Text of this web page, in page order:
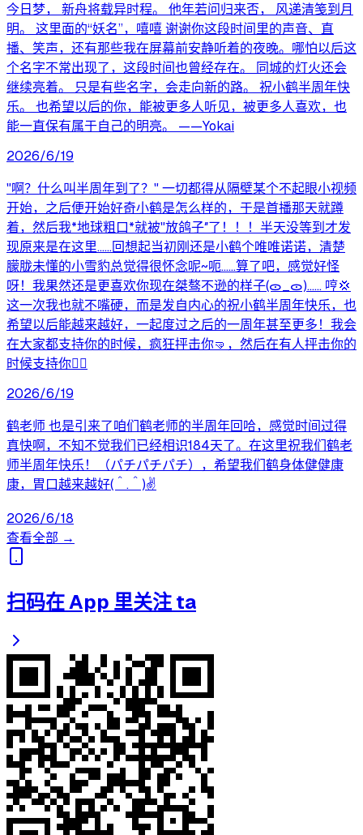
今日梦， 新舟将载异时程。 他年若问归来否， 风递清笺到月
明。 这里面的“妖名”，嘻嘻 谢谢你这段时间里的声音、直
播、笑声，还有那些我在屏幕前安静听着的夜晚。哪怕以后这
个名字不常出现了，这段时间也曾经存在。 同城的灯火还会
继续亮着。 只是有些名字，会走向新的路。 祝小鹤半周年快
乐。 也希望以后的你，能被更多人听见，被更多人喜欢，也
能一直保有属于自己的明亮。 ——Yokai
2026/6/19
"啊？什么叫半周年到了？" 一切都得从隔壁某个不起眼小视频
开始，之后便开始好奇小鹤是怎么样的，于是首播那天就蹲
着，然后我*地球粗口*就被"放鸽子″了！！！半天没等到才发
现原来是在这里……回想起当初刚还是小鹤个唯唯诺诺，清楚
朦胧未懂的小雪豹总觉得很怀念呢~呃……算了吧，感觉好怪
呀！我果然还是更喜欢你现在桀骜不逊的样子(ᯣ_ᯣ)…… 哼💢
这一次我也就不嘴硬，而是发自内心的祝小鹤半周年快乐，也
希望以后能越来越好，一起度过之后的一周年甚至更多！我会
在大家都支持你的时候，疯狂抨击你🤜，然后在有人抨击你的
时候支持你👍🏼
2026/6/19
鹤老师 也是引来了咱们鹤老师的半周年回哈，感觉时间过得
真快啊，不知不觉我们已经相识184天了。在这里祝我们鹤老
师半周年快乐！（パチパチパチ），希望我们鹤身体健健康
康，胃口越来越好(＾.＾)✌️
2026/6/18
查看全部 →
扫码在 App 里关注 ta